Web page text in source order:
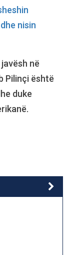
nisin
në
Pilinçi është
duke